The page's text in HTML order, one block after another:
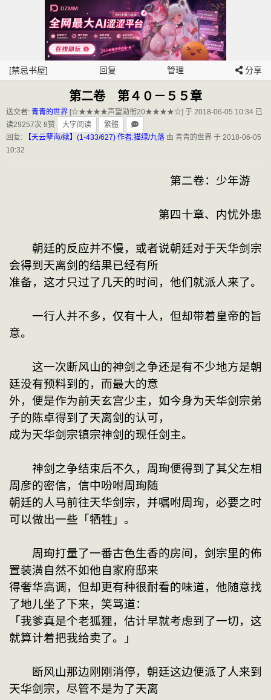
[禁忌书屋] 回复 管理 分享
第二卷 第４０－５５章
送交者: 青青的世界 [☆★★★★声望勋衔20★★★★☆] 于 2018-06-05 10:34 已
读29257次 8赞
大字阅读
繁體
回复:
【天云孽海/续】(1-433/627) 作者:猫绿/九落 由 青青的世界 于 2018-06-05
10:32
第二卷：少年游

　　　　　　　　　　　　　第四十章、内忧外患

　　朝廷的反应并不慢，或者说朝廷对于天华剑宗会得到天离剑的结果已经有所
准备，这才只过了几天的时间，他们就派人来了。

　　一行人并不多，仅有十人，但却带着皇帝的旨意。

　　这一次断风山的神剑之争还是有不少地方是朝廷没有预料到的，而最大的意
外，便是作为前天玄宫少主，如今身为天华剑宗弟子的陈卓得到了天离剑的认可，
成为天华剑宗镇宗神剑的现任剑主。

　　神剑之争结束后不久，周珣便得到了其父左相周彦的密信，信中吩咐周珣随
朝廷的人马前往天华剑宗，并嘱咐周珣，必要之时可以做出一些「牺牲」。

　　周珣打量了一番古色生香的房间，剑宗里的佈置装潢自然不如他自家府邸来
得奢华高调，但却更有种很耐看的味道，他随意找了地儿坐了下来，笑骂道：
「我爹真是个老狐狸，估计早就考虑到了一切，这就算计着把我给卖了。」

　　断风山那边刚刚消停，朝廷这边便派了人来到天华剑宗，尽管不是为了天离
剑而来，但也与天离剑有着极大的关系——朝廷想要让天华剑宗弟子陈卓往景国
天都走上一遭，而且还要携上神剑。

　　当他们来到天华剑宗的时候，陈卓就已经完成了承剑仪式，正式成为天离剑
的剑主。

　　对于天华剑宗而言，陈卓的地位今非昔比，岂能轻易让朝廷召去？更何况还
要带着天离剑去？而且天华剑宗也知道朝廷此前对天离剑有所觊觎，这个时候哪
能随随便便让羽翼未丰的陈卓带着天离剑只身去闯天都这龙潭虎穴？就在这个时
候，周珣适时的站了出来，为表诚意，在陈卓跟随朝廷的人去天都的同时他愿意
留在天华剑宗，算是作为交换。

　　景国以左为尊，左相周彦便是百官之首的位置，位极人臣，一人之下万人之
上，而周珣是周彦的独子，地位自是不必多说。

　　剑宗的宗主、长老和陈卓略微商议了一番也同意了。

　　这件事情便算是定了下来，陈卓择日便上路，与朝廷的人一同前往天都面圣。

　　「左相大人这么做，也是为了公子作打算，等这件事了，公子也算是为朝廷
立了一大功劳。」

　　身着一袭深色衣衫，有着一对八字鬍的中年文士笑着摇了摇头，他是左相身
旁的一位名为张英的幕僚，因其博学多才，所以在天都也颇有名声，此番周彦让
张英跟随周珣一同前来天华剑宗，也可以看出周彦对周珣的宠爱。

　　周珣看了他一眼，道：「张先生，你说说看，朝廷此番让陈卓回天都，意欲
何为？」

　　他在说「回」字之时有意无意的重了几分，便是语气也露出了几分玩味。

　　天玄宫旧址就在天都之内，陈卓又曾是天玄宫之少主，尽管天玄宫已经不複
存在，但陈卓此番前去天都，用个「回」字也没错，只是更多了一些微妙。

　　　　　　　　　　　　　　　　◇◇◇

　　「他们干嘛要让你回天都，你在剑宗待了十年，他们不闻不问，现在你厉害
了，他们便想让你回去。招之即来挥之即去，天底下哪有这么好的事情？」

　　何薇薇气鼓鼓的说道，天都不是白溪城断风山，陈卓此去可不是十天半个月
这么简单。

　　尽管不知道朝廷究竟有何目的，但她隐约意识到陈卓这一次将会离开不短的
时间，平日与陈卓朝夕相处没感觉到什么，可当陈卓不在天华剑宗的那几天里，
她才忽然意识到，自己的心里就像是空了一样，这个时候听到朝廷的人要将陈卓
带走，一想到接下好长一段时日都见不到陈卓，她直接就炸毛了。

　　陈卓隐约听出何薇薇是舍不得自己，又想起了上次白洛华告诉自己的事情，
不由升起几分触动，难道这位师姐真的对自己有意思？他略微失神，宽慰道：
「一朝天子一朝臣，便是这个理，如今朝廷的态度有所改变，也算是好事。」

　　何薇薇瞪了顶嘴的陈卓一眼，气呼呼道：「你让人欺负了也不知道还口，我
不放心你！」

　　陈卓看着她这模样，又是感动又是好笑，道：「宗主跟我说了，到了天都那
边后，会有天华剑宗的客卿在那里照应我，天华剑宗作为天底下有名的顶尖宗门，
这点面子还是有的。」

　　何薇薇秀眉一蹙，有些怀疑的看着陈卓，道：「天都怎么还有剑宗的客卿，
我怎么不记得？」

　　天华剑宗的客卿一般都住在宗门之内，也有少数在外行走的，但天华剑宗与
景国朝廷之间素来是井水不犯河水的关系，客卿少有在天都内活动的，何薇薇听
闻陈卓这么说，自然会觉得奇怪。

　　陈卓摊手道：「宗主便是这么说的，我也是第一次听说，但宗主总不会骗我
吧。」

　　何薇薇狐疑的看着他一会儿，旋即才想起自己真正的目的，看到陈卓非但不
解风情，而且还一本正经的与自己讲起在天都的剑宗客卿，芳心禁不住升起几分
气恼，那尺寸惊人的胸脯也跟着起伏起来：「我不听我不听，反正我不放心你一
个人去。」

　　陈卓有些疑惑的看了她一眼。

　　「你真是笨死啦！」

　　何薇薇哼了一声，睁大一双美眸盯着他，一字一句道：「我，你师姐何薇薇，
要跟你一起去，这样师姐我才能放心。」

　　仅仅两天看不到陈卓，她就感觉自己心里面就好像少了什么似的，她不想再
经历这样的感觉。

　　陈卓愣了一下，然后看着她那张精緻美丽的玉靥。

　　何薇薇注意到陈卓的目光，俏脸不由自主的就红了起来，方才说的时候还没
什么，此时却有了几分慌乱紧张，她下意识躲闪着陈卓的目光，似是又觉得身为
师姐的她不能这么丢面，装作理所当然的再一次瞪了少年一眼，道：「师姐关心
师弟，天经地义！怎，怎么……不行啊？」

　　「不行。」

　　陈卓的话犹如一盆冷水扣下：「师姐你不能和我一起去天都。」

　　　　　　　　　　　　　　　　◇◇◇

　　张英早便有过推测，此时周珣一问，只是略作思索，便答了上来：「此番陈
卓得到天离剑并得到了天离剑的认可，不仅天华剑宗的人对他的看法有所改变，
朝廷里的人，乃至陛下何皇后的态度也都会有所变化，让陈卓入天都，在我看来，
无非便是两个意思——赏还有用。」

　　赏的意思周珣倒是明白，但第二个「用」字便不甚明瞭，问道：「用？」

　　张英不着急回答，而是微微一笑，娓娓道来：「如今景国看着强大，可也有
内忧外患。断风山那里因为天离剑引起的乱子尽管已经平息，但北羌与朝廷的军
队依旧在那里，都没有撤，如今我朝不但在北境与北羌屡有摩擦，便是在西边也
屯起了军队……还有西域，趁着天离剑一事，也趁势进入中原，其中便有西域最
大宗门摩尼教的弟子，而十年前一些乱党之后也在那摩尼教中……公子，这便是
外患。」

　　周珣目光一闪，道：「没错，那内忧呢？」

　　张英道：「藩王割据、心怀异心，靖王凌绍于河北道拥兵自重，野心勃勃，
这个公子也清楚。近来我还得到一个消息，那就是吏部的唐尚书已经消失好一段
时日了。」

　　周珣目光一动，露出几分难以置信，道：「该不会是……」

　　张英微微颔首，道：「传言唐尚书与靖王暗中有来往，如今忽然没了踪迹，
应该是被神监司软禁了起来，甚至已经丢了性命也说不准。吏部这个地方可不一
般呐，掌管着文武百官的任免、考课、调动、升降的权力，可以说是一手把握着
朝廷的脉搏。而唐尚书又掌管吏部，这样手握大权的重臣若非真有异心，神监司
也不敢先斩后奏，然而现在唐尚书失踪了，便说明了一个事情。」

　　周珣面色一肃，道：「唐尚书或者其他一些人很可能已经向靖王倒戈。」

　　张英轻声道：「吏部尚书尚且如此，吏部又该如何？两年之前，陛下便与靖
王便掰过一次手腕，近来尽管没有明着交手，但却也是暗涌不断。靖王狼子野心，
而中山王也打着自己的算盘，一直以来他一边陛下表忠心一边又未曾拒绝靖王的
好意，怕是想要等陛下和靖王斗起来再得那渔翁之利啊……这样的内忧比起外患，
显然更加致命。对此，陛下肯定也要多做准备，单靠朝内现有的力量并不稳固，
这时候就需要借助新的力量——」

　　他微微一顿，望向窗外，茫茫白雪覆满天地，雾濛濛一片，看不真切，道：
「拉拢得到天离剑认可的陈卓，很可能便是一个契机。」

　　周珣思绪万千，轻声道：「如此看来，我该与剑宗以及那个陈卓拉拉关系了。」

　　　　　　　　　　　　　　第四十一章：吻

　　「为什么不行！」

　　被陈卓拒绝的何薇薇一下子涨红了脸，不甘的望向陈卓。

　　陈卓本来想要直言何薇薇的修为不够，和自己一起去天都过于危险，但话到
嘴边却微微一转，说道：「何师叔还有柳前辈不会同意的。」

　　陈卓知道这位师姐其实还是十分好面子的，要是被他这个师弟当麵点出修为
不足，定然会感到羞恼。

　　陈卓便是想到了这点，才急中生智，将这个头疼的问题丢给了何薇薇的爹娘。

　　何薇薇经陈卓这一提醒，终于也想起了这最大的问题，不由蹙起秀眉，自语
道：「对……还有我爹娘。」

　　正在她愁眉不展的时候，忽然又冷哼了一声，狠狠瞪了陈卓一眼，说道：」

　　好啊陈卓，你是不是翅膀硬了，现在敢嫌弃师姐我了！」

　　陈卓却是没有想到何薇薇竟然这么快就反应了过来，禁不住怔了一下，赶紧
否认：「我没有。」

　　已经看穿了陈卓心思的何薇薇很是不满，赌气似的说道：「你等着，我这就
去明华峰找我爹娘，让他们同意我跟着你去天都。」

　　她说完这话就转身离开了屋子。

　　陈卓看着她远去的身影，禁不住摇了摇头，露出几分苦笑。

　　江湖上可与宗门内不一样，在天华剑宗之中，弟子之间就算有了矛盾冲突，
也不敢做的太过分，而何薇薇在剑宗里的地位也不一般，许多弟子看在她父母的
面上，对她都很是客气。

　　在外头可就不一样了，江湖里鱼龙混杂，什么样的人都有，这位师姐又生的
貌美，尤其是那足以傲视群芳的身材，势必引起不少人的觊觎，而何薇薇如今还
没有凝元境，出门远行着实不妥，尤其去的还是天都这个权势之人和纨裤子弟扎
堆的地方。

　　　　　　　　　　　＊＊＊　　＊＊＊　　＊＊＊

　　周珣与张英一番对话之后，便出了门，从主峰苍华峰的山腰往下走，准备去
云华峰走上一遭。

　　他听说陈卓就在云华峰，便想去与这位一鸣惊人的前天玄宫少宫主打打招呼。

　　周珣此番来到剑宗，并没有让明若雪还有李诗雨随行，到底是来办公事的，
而且宗门乃是清修之地，他在这里过得活色生香、夜夜笙歌显然不合适。

　　不过如此一来，他在剑宗里待得也是颇为乏味，平日里无女不欢，从来就没
有规矩过，现在要他当个正人君子，还真是浑身不舒坦，一路下来，东瞅瞅西看
看，却没见着个让他觉得养眼的剑宗女弟子，这让周珣感到更为难受。

　　这样的日子一两天还成，若是一两个月，那还得了？便在刚往明华峰上走的
时候，周珣的眼前忽然一亮，只见一道窈窕丰盈的身影迎面从山道走来，白裙摇
曳，紧致纤细的蛮腰上方挺出一对他前所未见的硕大美峰，行走之间颠簸起伏，
晃荡不已，直教他干舌燥，恨不得为其宽衣解带，好好把玩一番，亲自感受感受
那对巨硕美物的绵软手感。

　　少女此时似是有些生气，一张精緻的玉靥气鼓鼓的，看着身材很是成熟诱人，
脸上却透着一股清纯，这种鲜明的反差令他在一照面的瞬间就忍不住心旌动摇，
眼神不由得炽热了几分，一下子起了玩心，按捺不住就吹了一声轻佻无比的口哨，
这少女不是别人，正是刚从陈卓那里出来的何薇薇。

　　她听到了这声口哨，不由得皱起秀眉，刚被陈卓泼了冷水，本就心情不佳，
在这里又碰上个不开眼的登徒子，当即转头瞪了那登徒子一眼，这才发现这人有
些陌生，看他的模样和穿着都不像是剑宗弟子，脑中稍微一转，便猜出了这个登
徒子的真正身份——作为交换而留在剑宗里的左相独子周珣。

　　「原来是这个讨厌鬼，要不是这家伙提出留在剑宗，宗主也不会同意让陈卓
去天都。」

　　想到了这里，何薇薇便更加讨厌起了周珣，自然没有好脸色，扭头便走了。

　　何薇薇没有想到的是，自己的不客气，更是激起了周珣的兴致。

　　平日里不论是明若雪还有李诗雨都对他千依百顺，碰上个不卖他面子的，却
又不是凌楚妃那样高高在上的女子，而是这么一位具有十足胸器的剑宗女弟子，
这让他顿时起了猎豔的心思。

　　周珣的嘴角露出一抹笑容，本来他已经做好了在剑宗枯燥乏味的待上一段时
间，没有想到还是让他找到了乐子，回头弄清楚方纔那个少女的身份，他在剑宗
也算有事可以做了。

　　他没有停留，而是继续往上云华峰上走去。

　　问了问云华峰的弟子，知道了陈卓的住处，他来到一间竹影幽幽的木屋之前，
抬手叩门，不多久便看到一位俊逸非凡的少年开了门，目露几分诧异的望向自己，
问道：「周公子？」

　　周珣微微一笑，道：「见过陈公子，久仰大名，如今一见果然不同凡响。」

　　陈卓也在看着他，周珣倒也生得风流倜傥，只是身上有股扑面而来的纨裤气，
还有一种朱门子弟高高在上的骄傲，儘管在自己面前已经有所收敛，但还是令他
不甚喜欢。

　　只不过，伸手不打笑脸人，对方和和气气，他也露出笑容，道：「周公子过
奖，里面有请。」

　　　　　　　　　　　＊＊＊　　＊＊＊　　＊＊＊

　　何薇薇在何有才夫妇那里自然也是碰了壁，不过何有才倒也没有直接将话给
说死了，而是让何薇薇先专注于修炼，什么时候突破到了凝元境再说，何薇薇听
明白了言外之意，儘管失望，但也终于是有了想要认真修炼的想法。

　　何有才与柳心依自然看得出来，何薇薇之所以想去天都，可不是她嘴上说的
「想要去天都看一眼」这么简单，更多的是因为捨不得陈卓。

　　陈卓现在今非昔比，他们自然要另眼相待，甚至他们在想，何薇薇与陈卓也
算是青梅竹马，而且关係甚密，日后将何薇薇许配给陈卓也算是水到渠成，因此
在何薇薇想要跟着陈卓去天都这一件事情上，他们也算是做了一定程度的让步。

　　只要何薇薇有了凝元境修为，便让她和陈卓待在一起吧。

　　何薇薇自然不知道她爹娘有这么多的考虑，事实上，她自己也没有想过这么
多，一想到陈卓即将要离开剑宗，她便情不自禁升起不捨，甚至在陈卓即将离开
的前一天，她还因此而辗转难眠。

　　翌日，朝廷的人已经整备待发，就等着陈卓收拾好行囊。

　　何薇薇早早便来到陈卓房内，她细心的为陈卓收拾着衣物，薄的、厚的，便
是一些看似细枝末节的东西也没有放过。

　　忽然她看到一件银白色的薄软甲冑，这是上次陈卓闭关之前送给陈卓的生辰
礼物，禁不住微微一怔。

　　她想到了曾在明华峰半山腰上的温泉里自渎的一幕，自己一边想着陈卓一边
做那种羞人的事，那个时候她还不甚清楚自己对陈卓抱着怎样的感情，可如今清
晰感受了自己对陈卓浓浓的不捨之情，何薇薇已经明白，自己是真的已经不可自
拔的喜欢上了这个家伙——看到他时会情不自禁的欣喜，他若不在身边心里面便
会空，而且与他独处的时候，自己总是会不自觉变得娇蛮起来，这就是喜欢一个
人的感觉吧。

　　「对了，软甲还没有披上。还要多谢师姐，便是这件软甲，在断风山的时候
帮了我不少忙呢。」陈卓一面将软甲披上，一面笑道。

　　何薇薇轻轻点头，不知道想起了什么，一颗芳心乱跳着，她不自觉的抓住衣
角，轻声道：「师，师姐我准备在你临走前，再送你一件礼物。」

　　陈卓愣了下，旋即摇头道：「师姐送的软甲我就穿在身上呢，丹药银钱之类
的宗门都给我准备好了，我不需要什么了。」

　　何薇薇的俏脸却红了几分，犹如雪靥生春，道：「我送你的不是这些东西。」

　　「那是——」便在陈卓话刚说出口的时候，何薇薇忽然贴近了他，踮起脚尖，
在他的脸颊蜻蜓点水一般吻了一下。

　　瞬间，那种湿润温暖的感觉，在两人之间犹如过电一般闪过。

　　陈卓剩下的话都到了嘴边，可却看到何薇薇红着一张玉靥目露羞意的看着自
己，却全说不出来了。

　　他有些不知所措，儘管经过白洛华的点拨之后，他便对何薇薇的心意已经有
所准备，可还是没有想到，何薇薇会主动亲吻自己。

　　这是他从来没有过的感觉。

　　房内陷入一阵旖旎的沉默，陈卓正想要开口，何薇薇却先说道：「一路小心，
等着我，我会去找你的！」

　　儘管说得羞怯，但却有种前所未有的坚定。

　　说完这话，她已经羞红到了耳根，转身飞也似的跑了。

　　陈卓抬手轻轻摸了摸颊边，千般思绪浮上心头，轻喃自语：「师姐……」

　　　　　　　　　　　　　第四十二章、孽情劫

　　陈卓上了马车的时候，还有些心不在焉，他不仅在想何薇薇于离别之时送给
他的那个吻，还想到了已经与自己有过云雨之欢的姨母白洛华，不由升起了几分
不真实的感觉。

　　他觉得自己运气很好，在剑宗这些年，姨母白洛华一直默默关心着自己，危
急关头，白洛华还为了救自己而献身，还有在自己低谷时一直关心自己并对自己
芳心暗许的貌美师姐。

　　而且如今自己又得到了天离剑的认可，并改变了剑宗还有朝廷里不少人对自
己的态度。

　　此时他已经在前往天都的路上，那里不仅有曾经的天玄宫旧址，而且应该还
有一些当年之事的线索……此次与陈卓一同返回天都的共有六人，除了出身司礼
监的李公公之外都是凝元境以上的修为，值得一提的是那位来自神监司的通玄境
高手吕从秀，在一行人中，他地位最高，但却没在陈卓面前摆过什么架子。

　　陈卓与吕从秀共乘一车，他若有什么疑问，吕从秀大都会告诉他。

　　同行两天后，陈卓与这位神监司的高手也逐渐熟络，还能够从吕从秀这里听
到一些关于沐颖的事情，大都是对这位年仅二十三却已经位居高位的美人掌司的
钦佩，感慨沐掌司不仅琴棋书画诗词歌赋赋样样精通，而且修为也是极高，为天
都无数俊杰所倾慕，同时还提起陈卓在断风山与沐颖争夺天离剑之事，不过却没
有什么不快的意思反而对陈卓有几分佩服。

　　陈卓见这位吕从秀也算平易近人，一路下来便多问了一些，第五天抵达天都
的时候，便也将如今天都大致的情况摸了个七七八八，尽管吕从秀跟他说的都算
不上什么秘密，但也让陈卓对瞭解了许多事。

　　天都分为三重城阙，横跨五十馀里，极其雄伟，坊市多是集中在外城城南，
二更天便开始夜禁，而作为皇城禁地的未央宫则在城中央，至于他要住的黎阳楼
则在离未央宫不远的地方。

　　一行人进入天都之后，吕从秀等人将陈卓送到朝廷专门用以招待贵客的黎阳
楼后便折道离开了。

　　陈卓经过半天修整之后，便准备去的天玄宫旧址看上一眼。

　　天都刚下过雪，即使天空不再飘雪，然而屋瓦之间以及阴暗之处的积雪却不
易化去，最终变得越来越坚硬，成了混杂着星星点点灰尘的冰壳，在阴冷夜的空
之下，显得格外凄寒。

　　天玄宫旧址就在未央宫以西，陈卓站在天玄宫外，看着早已不複昔日辉煌，
只剩下一片破败的天玄宫，心中思绪複杂无比。

　　他儿时还在天玄宫内住过一段时间，依稀记得当年天玄宫殿宇擎天、气势惊
人的模样，如今天玄宫的许多殿宇都已经被拆除，只馀最中央的主殿还算完整，
但旧人已去，只留下冷冰冰的白雪与在此把守的禁军。

　　陈卓想要进去看上一眼，但犹豫了一下，还是什么也没做，只是在远处静静
的看着。

　　倒不是近乡情怯，只是现在这个时候进去，会引起不必要的麻烦。

　　良久后，陈卓转身离开，但刚走了几步，便停住了。

　　不知如何，面前便多了一道人影。

　　鬓发微白，一袭灰白色羽衣，拄着一根蛇首木杖，身形略微佝偻，鼻低唇厚，
却不会给人丝毫虚弱的感觉，相反，陈卓能够感觉到眼前这个老妪的深不可测，
这是接近神念境的强者。

　　陈卓有些警惕的望向对方，不确定道：「请问……」

　　他感觉不到对方的恶意，但对方的实力远超自己。

　　老妪却反问道：「天华剑宗弟子陈卓？」

　　陈卓看着她一会儿，才缓缓点头。

　　老妪没有说话，只是从怀中取出一物，长约两馀寸，像是一柄袖珍的断剑。

　　陈卓见到此物后目光一动，隐约猜到了对方的身份，他也取出了一物，尺寸
近乎相同，也是一柄断剑，只不过老妪手里头的是剑身，而他这里则是剑柄部分。

　　两人对视一眼，几乎同时松开了手中的袖珍断剑，两柄断剑顿时飞出，竟然
自主在半空中重组了起来，形成一个长约五寸的剑形令牌。

　　陈卓没有太过惊奇，离开天华剑宗之前宗主刘晏平便给了他这柄袖珍的断剑，
并告诉他这是剑宗的剑令，那位身在天都的客卿则手持另一半的剑令。

　　老妪往前走去，伸出手接住令牌，然后交给陈卓，平静道：「这一枚剑令你
拿着便好，我是玉华峰客卿陆金风，你可以叫我陆婆婆。」

　　陈卓恭敬的接过剑令，道：「见过陆婆婆。」

　　陆金风点了点头，又取出一封书信，看着面前的少年道：「这是宗主让我给
你的。」

　　陈卓接过书信，看了眼信上的火漆，知道是宗主的用印无误，于是便收了下
来，问道：「陆婆婆可是特地在这里等我的？」

　　陆金风露出笑容，轻声道：「算是吧。」

　　　　　　　　　　　　　　　　◇◇◇

　　洒满各色花瓣的浴汤之中，一道窈窕玲珑的绝美胴体在氤氲的雾气之中若隐
若现，窗户并没有关紧，轻风吹拂进来，吹动了遮住池子的轻纱，还有房中的烛
火，摇曳的火光与晶莹的水光将露出水面的半截粉腿映得光滑如玉，使得那满池
的鲜花香料都失去了颜色。

　　凌楚妃抬起脸儿仰于水面，完美的玉靥上正缓缓流淌着几滴水珠，一片花瓣
贴在白里透红的脸颊上，更是将她的容颜衬得娇媚无双，她正睁着一双迷人的桃
花眼，怔怔看着天花板上摇曳的光影。

　　自白溪城回到无忧宫之后，凌楚妃便发现自己的心不再如先前那般甯静，已
经不可自抑的泛起了波澜。

　　就在昨日，无忧宫宫主柯成玉见了她，柯成玉告诉她，自己为她算了一次星
命，说她命中会有一次孽情劫。

　　这句话就像是一颗石子落在了凌楚妃本就不平静的芳心之中，一下子激起了
更多的涟漪。

　　若是旁人说的倒也罢了，但柯成玉的星命之术闻名天下，江湖也好、庙堂也
罢，每年都会有数之不尽的达官贵人想要找他请教，据称在十年之前，皇帝凌云
还找这位宫主算过一次星命。

　　白溪城和断风山接连发生了不少事，但最重要的无非两件事——天离剑现世，
陈卓成为天离剑的剑主。

　　能够乱她心绪的，不是天离剑，便是那个成为天离剑剑主的少年，与她还有
婚约的陈卓。

　　尽管身为先天剑胚的自己没有得到天离剑有些可惜，可她知道自己不是因为
如此才会乱了心绪。

　　是因为陈卓。

　　她抬起手，拈起一片花瓣轻轻擦拭着光洁圆润的香肩，目光微闪，又想起了
今日刚得到陈卓已经到达天都的消息，她思绪万千，喃喃道：「难道他会是我的
孽情劫么……」

　　　　　　　　　　　　　第四十三章、天都

　　陈卓端详着手里头的剑令，五寸馀长，触之冰凉。

　　在拆看了刘晏平让陆金风转交给自己的那封信后，他才知道这枚剑令中竟然
还承载着天华剑宗宗主刘晏平的真元，以及一缕强大的剑意。

　　这缕剑意与剑华峰上试剑石中的剑意有类似之处，但明显更为霸道，杀意凛
然。

　　如果他能够把这一缕剑意用好，便可以做到他在此前不敢想的事情。

　　不仅可以越境击杀通玄境的修士，出其不意之下甚至连将神念境的高手也能
重伤。

　　只要时机得当，他就可以凭借这一枚剑令在顷刻间扭转形势。

　　刘晏平还在信中还说到，皇帝此番召他进天都，应该不会为难他，但事无绝
对，若他遇到了什么问题，可以向陆金风寻求帮助，有事也要多问问陆金风。

　　在提到这一点的时候，刘晏平还顺道向陈卓介绍了一番陆金风的身份。

　　陆金风与景国皇室算是沾亲带故，其姑姑曾为皇妃，颇受当时的皇帝宠爱，
陆家也因此风生水起了一阵。

　　陆金风便在家道中兴的时候进了剑宗，后来回到天都独居，多年以来与天都
的各派权贵都保持着联繫，在天都有着深厚人的脉，这也是陆金风为什么不到神
念境的修为也能够成为剑宗客卿的原因之一。

　　这些事情都釐清楚后，陈卓最为在意的便是皇帝陛下此次召他回天都的意图
了。

　　赏赐？拉拢？他认为应该不外如是，但他却又隐隐觉得事情没有这么简单。

　　…………神监司并不如天策府那般招摇，没有直接将府门设立在最是热闹的
陵安街上，而是相对低调的设在城东，靠着未央宫，又和太常寺隔街相望。

　　然而景国内近乎所有权贵，都对这个地方怀有深深的戒备与恐惧，从神监司
门口经过的时候，都会发自内心的感受到一股冷意，寒到了骨髓一般，他们甚至
不愿往神监司内多看一眼。

　　天牢就在神监司内，儘管神监司仅设立十年时间，可却没有人知道，究竟有
多少人在神监司的天牢中受过刑罚，也不知道在这里面埋葬了多少文臣武将。

　　沐颖作为神监司的掌司，对那些权贵的想法她并不会在意，见过一身鲜血淋
漓、奄奄一息的吏部的唐尚书之后，她只是微微蹙起秀眉，吩咐了一句：「先缓
缓，别审死了，至于接下来怎么处理，要看陛下还有皇后的意思。」

　　她说完便转身离开了。

　　唐